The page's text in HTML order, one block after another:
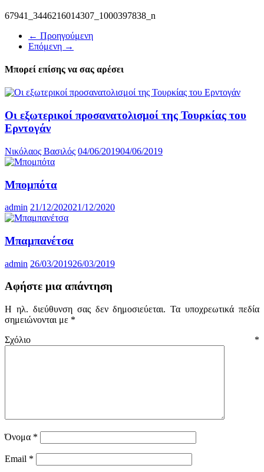
67941_3446216014307_1000397838_n
← Προηγούμενη
Επόμενη →
Μπορεί επίσης να σας αρέσει
Οι εξωτερικοί προσανατολισμοί της Τουρκίας του
Ερντογάν
Νικόλαος Βασιλός 04/06/201904/06/2019
Mπομπότα
admin 21/12/202021/12/2020
Μπαμπανέτσα
admin 26/03/201926/03/2019
Αφήστε μια απάντηση
Η ηλ. διεύθυνση σας δεν δημοσιεύεται. Τα υποχρεωτικά πεδία
σημειώνονται με *
Σχόλιο *
Όνομα *
Email *